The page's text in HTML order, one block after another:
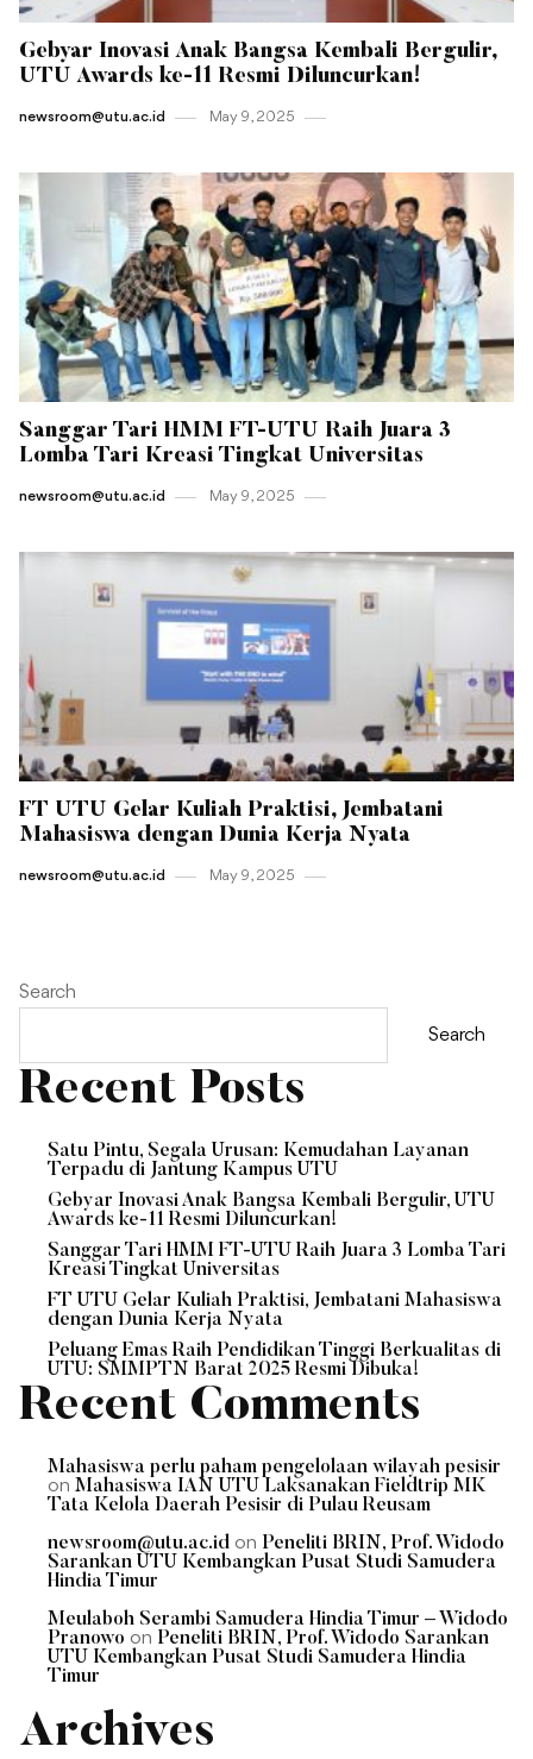
Gebyar Inovasi Anak Bangsa Kembali Bergulir,
UTU Awards ke-11 Resmi Diluncurkan!
newsroom@utu.ac.id May 9 , 2025
Sanggar Tari HMM FT-UTU Raih Juara 3
Lomba Tari Kreasi Tingkat Universitas
newsroom@utu.ac.id May 9 , 2025
FT UTU Gelar Kuliah Praktisi, Jembatani
Mahasiswa dengan Dunia Kerja Nyata
newsroom@utu.ac.id May 9 , 2025
Search
Search
Recent Posts
Satu Pintu, Segala Urusan: Kemudahan Layanan
Terpadu di Jantung Kampus UTU
Gebyar Inovasi Anak Bangsa Kembali Bergulir, UTU
Awards ke-11 Resmi Diluncurkan!
Sanggar Tari HMM FT-UTU Raih Juara 3 Lomba Tari
Kreasi Tingkat Universitas
FT UTU Gelar Kuliah Praktisi, Jembatani Mahasiswa
dengan Dunia Kerja Nyata
Peluang Emas Raih Pendidikan Tinggi Berkualitas di
UTU: SMMPTN Barat 2025 Resmi Dibuka!
Recent Comments
Mahasiswa perlu paham pengelolaan wilayah pesisir
on Mahasiswa IAN UTU Laksanakan Fieldtrip MK
Tata Kelola Daerah Pesisir di Pulau Reusam
newsroom@utu.ac.id on Peneliti BRIN, Prof. Widodo
Sarankan UTU Kembangkan Pusat Studi Samudera
Hindia Timur
Meulaboh Serambi Samudera Hindia Timur – Widodo
Pranowo on Peneliti BRIN, Prof. Widodo Sarankan
UTU Kembangkan Pusat Studi Samudera Hindia
Timur
Archives